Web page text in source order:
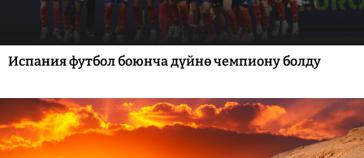
Испания футбол боюнча дүйнө чемпиону болду